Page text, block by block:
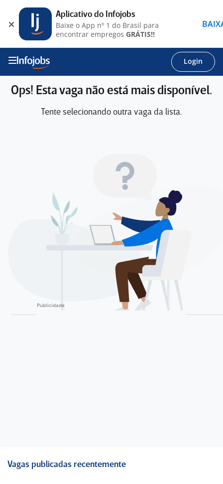
Login
Ops! Esta vaga não está mais disponível.
Tente selecionando outra vaga da lista.
Vagas publicadas recentemente
Aplicativo do Infojobs
Baixe o App nº 1 do Brasil para
encontrar empregos GRÁTIS!!